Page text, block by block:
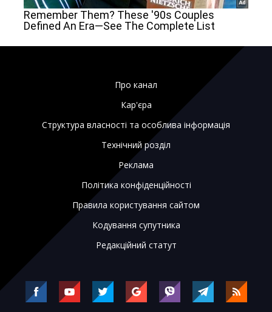
Про канал
Кар'єра
Структура власності та особлива інформація
Технічний розділ
Реклама
Політика конфіденційності
Правила користування сайтом
Кодування супутника
Редакційний статут